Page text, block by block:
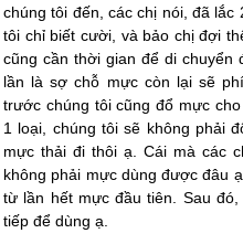
chúng tôi đến, các chị nói, đã lắc
tôi chỉ biết cười, và bảo chị đợi
cũng cần thời gian để di chuyển
lần là sợ chỗ mực còn lại sẽ
trước chúng tôi cũng đổ mực
1 loại, chúng tôi sẽ không phải
mực thải đi thôi ạ. Cái mà các
không phải mực dùng được đâu
từ lần hết mực đầu tiên. Sau
tiếp để dùng ạ.